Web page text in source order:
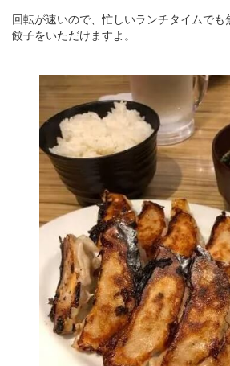
回転が速いので、忙しいランチタイムで
餃子をいただけますよ。